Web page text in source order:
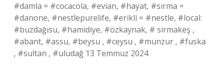
#damla = #cocacola, #evian, #hayat, #sırma =
#danone, #nestlepurelife, #erikli = #nestle, #local:
#buzdağısu, #hamidiye, #özkaynak, # sirmakeş ,
#abant, #assu, #beysu , #ceysu , #munzur , #fuska
, #sultan , #uludağ 13 Temmuz 2024